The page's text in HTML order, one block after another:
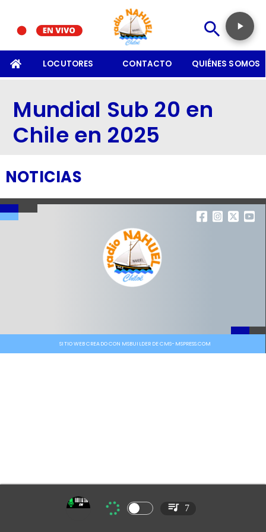
LOCUTORES CONTACTO QUIÉNES SOMOS
Mundial Sub 20 en
Chile en 2025
NOTICIAS
SITIO WEB CREADO CON MSBUILDER DE CMS-MSPRESS.COM
7